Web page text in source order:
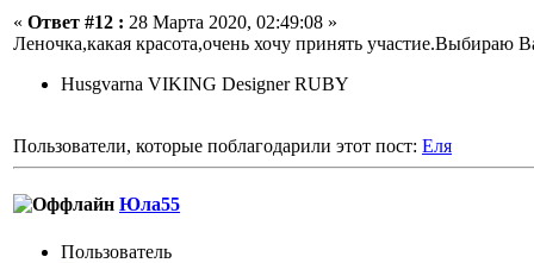
« Ответ #12 : 28 Марта 2020, 02:49:08 »
Леночка,какая красота,очень хочу принять участие.Выбираю
Husgvarna VIKING Designer RUBY
Пользователи, которые поблагодарили этот пост: Еля
Юла55
Пользовaтeль